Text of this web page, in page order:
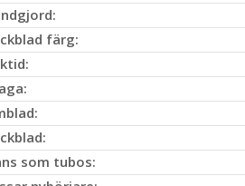
färg:
som tubos: